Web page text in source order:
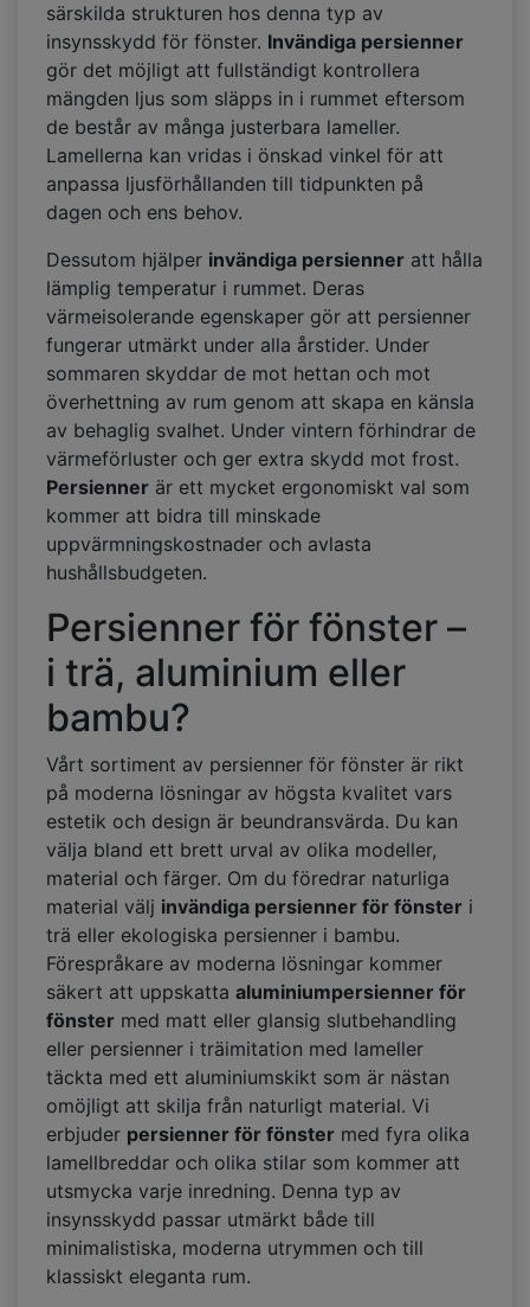
särskilda strukturen hos denna typ av
insynsskydd för fönster. Invändiga persienner
gör det möjligt att fullständigt kontrollera
mängden ljus som släpps in i rummet eftersom
de består av många justerbara lameller.
Lamellerna kan vridas i önskad vinkel för att
anpassa ljusförhållanden till tidpunkten på
dagen och ens behov.
Dessutom hjälper invändiga persienner att hålla
lämplig temperatur i rummet. Deras
värmeisolerande egenskaper gör att persienner
fungerar utmärkt under alla årstider. Under
sommaren skyddar de mot hettan och mot
överhettning av rum genom att skapa en känsla
av behaglig svalhet. Under vintern förhindrar de
värmeförluster och ger extra skydd mot frost.
Persienner är ett mycket ergonomiskt val som
kommer att bidra till minskade
uppvärmningskostnader och avlasta
hushållsbudgeten.
Persienner för fönster –
i trä, aluminium eller
bambu?
Vårt sortiment av persienner för fönster är rikt
på moderna lösningar av högsta kvalitet vars
estetik och design är beundransvärda. Du kan
välja bland ett brett urval av olika modeller,
material och färger. Om du föredrar naturliga
material välj invändiga persienner för fönster i
trä eller ekologiska persienner i bambu.
Förespråkare av moderna lösningar kommer
säkert att uppskatta aluminiumpersienner för
fönster med matt eller glansig slutbehandling
eller persienner i träimitation med lameller
täckta med ett aluminiumskikt som är nästan
omöjligt att skilja från naturligt material. Vi
erbjuder persienner för fönster med fyra olika
lamellbreddar och olika stilar som kommer att
utsmycka varje inredning. Denna typ av
insynsskydd passar utmärkt både till
minimalistiska, moderna utrymmen och till
klassiskt eleganta rum.